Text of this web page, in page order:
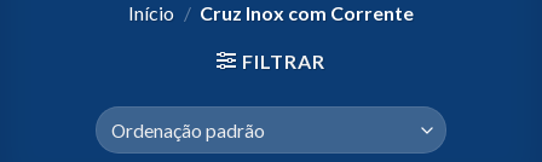
Início / Cruz Inox com Corrente
FILTRAR